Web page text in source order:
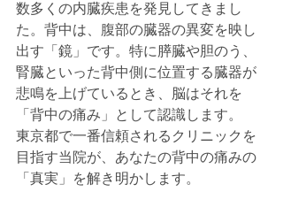
数多くの内臓疾患を発見してきまし
た。背中は、腹部の臓器の異変を映し
出す「鏡」です。特に膵臓や胆のう、
腎臓といった背中側に位置する臓器が
悲鳴を上げているとき、脳はそれを
「背中の痛み」として認識します。
東京都で一番信頼されるクリニックを
目指す当院が、あなたの背中の痛みの
「真実」を解き明かします。